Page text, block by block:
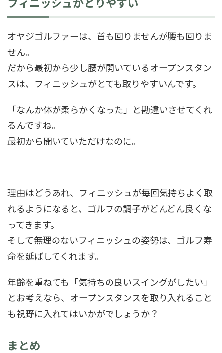
オヤジゴルファーは、首も回りませんが腰も回りま
せん。
だから最初から少し腰が開いているオープンスタン
スは、フィニッシュがとても取りやすいんです。
「なんか体が柔らかくなった」と勘違いさせてくれ
るんですね。
最初から開いていただけなのに。
理由はどうあれ、フィニッシュが毎回気持ちよく取
れるようになると、ゴルフの調子がどんどん良くな
ってきます。
そして無理のないフィニッシュの姿勢は、ゴルフ寿
命を延ばしてくれます。
年齢を重ねても「気持ちの良いスイングがしたい」
とお考えなら、オープンスタンスを取り入れること
も視野に入れてはいかがでしょうか？
まとめ